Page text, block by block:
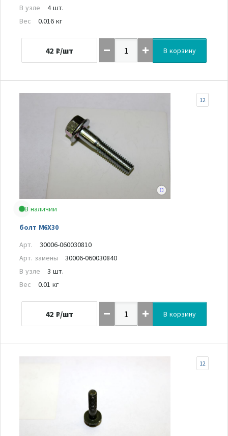
В узле
4 шт.
Вес
0.016 кг
42 ₽/шт В корзину
В наличии
болт M6X30
12
Арт.
30006-060030810
Арт. замены
30006-060030840
В узле
3 шт.
Вес
0.01 кг
42 ₽/шт В корзину
12